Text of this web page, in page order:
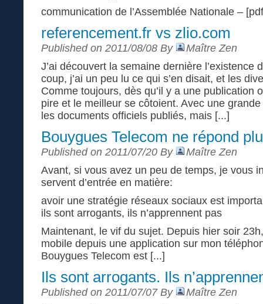
communication de l’Assemblée Nationale –
referencement.fr vs zlio.com
Published on 2011/08/08 By
Maître Zen
J’ai découvert la semaine dernière l’existence
coup, j’ai un peu lu ce qui s’en disait, et les
Comme toujours, dès qu’il y a une publication
pire et le meilleur se côtoient. Avec une
les documents officiels publiés, mais [...]
Bouygues Telecom ne répond
Published on 2011/07/20 By
Maître Zen
Avant, si vous avez un peu de temps, je vous
servent d’entrée en matière:
avoir une stratégie réseaux sociaux est
ils sont arrogants, ils n’apprennent pas
Maintenant, le vif du sujet. Depuis hier soir
mobile depuis une application sur mon
Bouygues Telecom est [...]
Ils sont arrogants. Ils
Published on 2011/07/07 By
Maître Zen